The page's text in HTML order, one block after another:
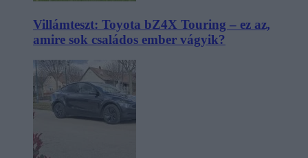
Villámteszt: Toyota bZ4X Touring – ez az,
amire sok családos ember vágyik?